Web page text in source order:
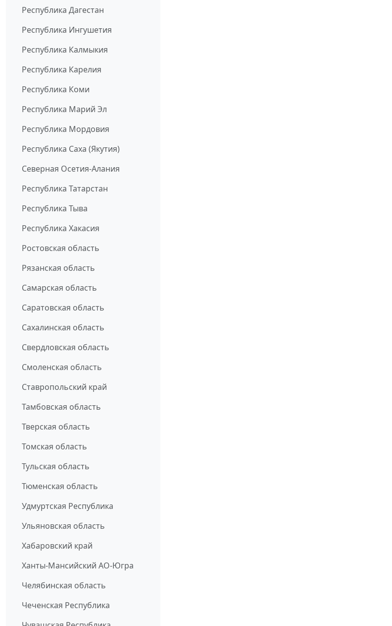
Республика Дагестан
Республика Ингушетия
Республика Калмыкия
Республика Карелия
Республика Коми
Республика Марий Эл
Республика Мордовия
Республика Саха (Якутия)
Северная Осетия-Алания
Республика Татарстан
Республика Тыва
Республика Хакасия
Ростовская область
Рязанская область
Самарская область
Саратовская область
Сахалинская область
Свердловская область
Смоленская область
Ставропольский край
Тамбовская область
Тверская область
Томская область
Тульская область
Тюменская область
Удмуртская Республика
Ульяновская область
Хабаровский край
Ханты-Мансийский АО-Югра
Челябинская область
Чеченская Республика